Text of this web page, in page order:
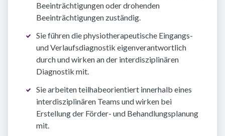
Beeinträchtigungen oder drohenden
Beeinträchtigungen zuständig.
Sie führen die physiotherapeutische Eingangs-
und Verlaufsdiagnostik eigenverantwortlich
durch und wirken an der interdisziplinären
Diagnostik mit.
Sie arbeiten teilhabeorientiert innerhalb eines
interdisziplinären Teams und wirken bei
Erstellung der Förder- und Behandlungsplanung
mit.